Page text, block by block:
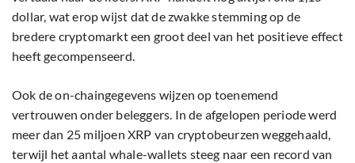
dollar, wat erop wijst dat de zwakke stemming op de
bredere cryptomarkt een groot deel van het positieve effect
heeft gecompenseerd.
Ook de on-chaingegevens wijzen op toenemend
vertrouwen onder beleggers. In de afgelopen periode werd
meer dan 25 miljoen XRP van cryptobeurzen weggehaald,
terwijl het aantal whale-wallets steeg naar een record van